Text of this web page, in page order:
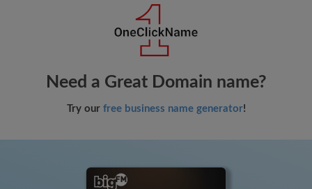
Need a Great Domain name?
Try our free business name generator!